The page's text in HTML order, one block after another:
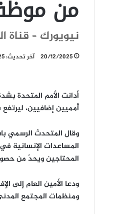
من
نيويورك – قناة
20/12/2025 آخر تحديث: 20/12/2025
أمميين إضافيين،
وقال المتحدث الرسمي
المساعدات الإنسانية
المحتاجين ويحدّ من
ودعا الأمين العام إلى
ومنظمات المجتمع